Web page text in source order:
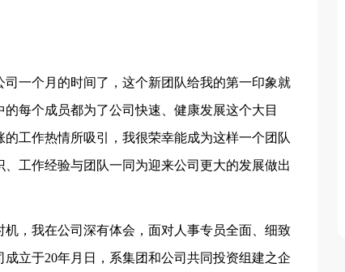
一个月的时间了，这个新团队给我的第一印象就
每个成员都为了公司快速、健康发展这个大目
工作热情所吸引，我很荣幸能成为这样一个团队
工作经验与团队一同为迎来公司更大的发展做出
，我在公司深有体会，面对人事专员全面、细致
立于20年月日，系集团和公司共同投资组建之企